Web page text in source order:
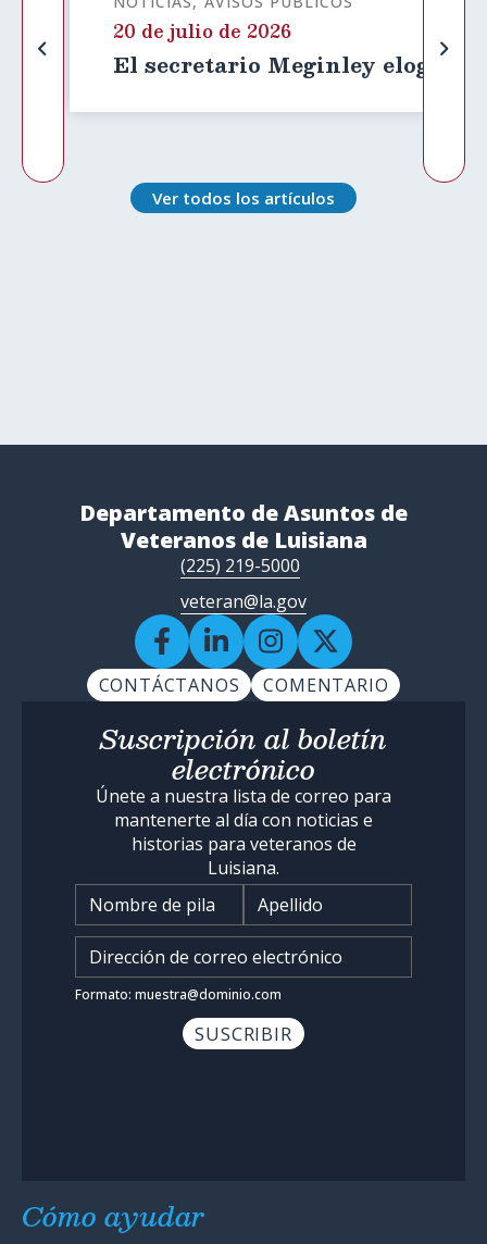
20 de julio de 2026
El secretario Meginley elogia el
Ver todos los artículos
Departamento de Asuntos de
Veteranos de Luisiana
(225) 219-5000
veteran@la.gov
CONTÁCTANOS COMENTARIO
Suscripción al boletín
electrónico
Únete a nuestra lista de correo para
mantenerte al día con noticias e
historias para veteranos de
Luisiana.
Nombre
Ingrese su dirección de
Formato: muestra@dominio.com
Cómo ayudar